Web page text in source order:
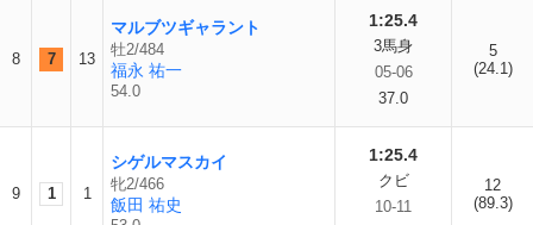
8 7 13
マルブツギャラント
牡2/484
福永 祐一
54.0
1:25.4
3馬身
05-06
37.0
5
(24.1)
9 1 1
シゲルマスカイ
牝2/466
飯田 祐史
1:25.4
クビ
10-11
12
(89.3)